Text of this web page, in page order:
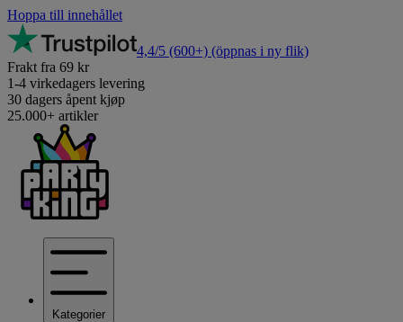
Hoppa till innehållet
4,4/5 (600+) (öppnas i ny flik)
Frakt fra 69 kr
1-4 virkedagers levering
30 dagers åpent kjøp
25.000+ artikler
Kategorier